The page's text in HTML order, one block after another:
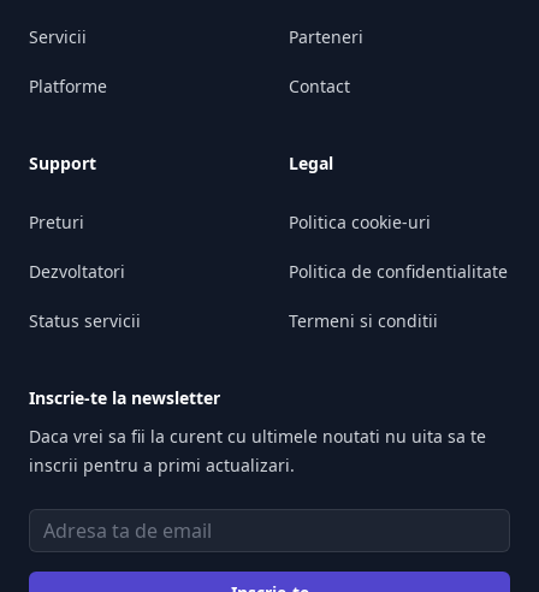
Servicii
Platforme
Support
Preturi
Dezvoltatori
Status servicii
Parteneri
Contact
Legal
Politica cookie-uri
Politica de confidentialitate
Termeni si conditii
Inscrie-te la newsletter
Daca vrei sa fii la curent cu ultimele noutati nu uita sa te
inscrii pentru a primi actualizari.
Adresa de email